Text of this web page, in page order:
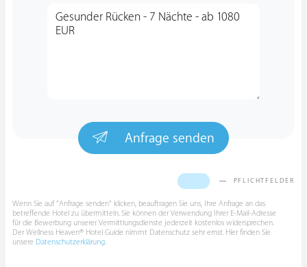
Anfrage senden
PFLICHTFELDER
Wenn Sie auf "Anfrage senden" klicken, beauftragen Sie uns, Ihre Anfrage an das
betreffende Hotel zu übermitteln. Sie können der Verwendung Ihrer E-Mail-Adresse
für die Bewerbung unserer Vermittlungsdienste jederzeit kostenlos widersprechen.
Der Wellness Heaven® Hotel Guide nimmt Datenschutz sehr ernst. Hier finden Sie
unsere Datenschutzerklärung.